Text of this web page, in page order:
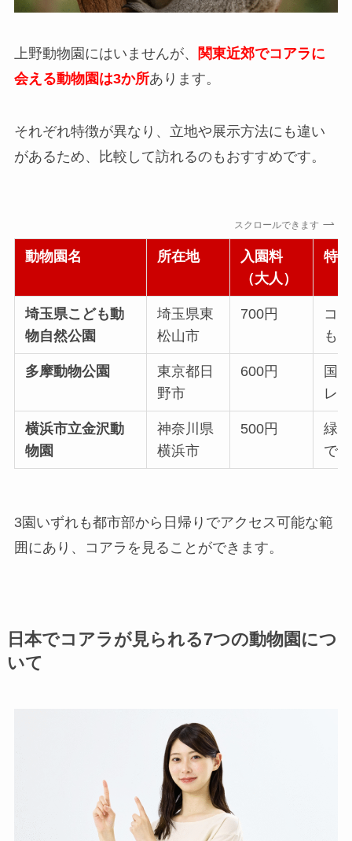
上野動物園にはいませんが、
関東近郊でコアラに
会える動物園は3か所あります。
それぞれ特徴が異なり、立地や展示方法にも違い
があるため、比較して訪れるのもおすすめです。
スクロールできます
動物園名 所在地
入園料
（大人）
特徴
埼玉県こども動
物自然公園
埼玉県東
松山市
700円
コ
も
多摩動物公園
東京都日
野市
600円
国
レ
横浜市立金沢動
物園
神奈川県
横浜市
500円
緑
で
3園いずれも都市部から日帰りでアクセス可能な範
囲にあり、コアラを見ることができます。
日本でコアラが見られる7つの動物園につ
いて